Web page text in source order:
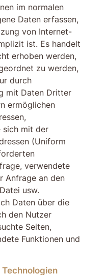
im normalen
Daten erfassen,
von Internet-
ist. Es handelt
erhoben werden,
zu werden,
durch
mit Daten Dritter
ermöglichen
sich mit der
(Uniform
verwendete
Anfrage an den
usw.
Daten über die
den Nutzer
Seiten,
Funktionen und